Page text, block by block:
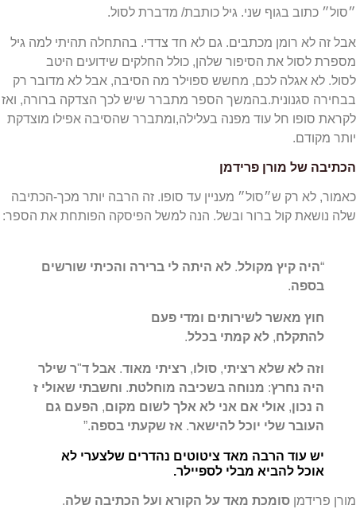
בגוף שני. גיל כותבת/ מדברת לסול.
רומן מכתבים. גם לא חד צדדי. בהתחלה תהיתי למה גיל
את הסיפור שלהן, כולל החלקים שידועים היטב
אגלה לכם, מחשש ספוילר מה הסיבה, אבל לא מדובר רק
סגנונית.בהמשך הספר מתברר שיש לכך הצדקה ברורה, ואז
חל עוד מפנה בעלילה,ומתברר שהסיבה אפילו מוצדקת
של מורן פרידמן
רק ש״סול״ מעניין עד סופו. זה הרבה יותר מכך-הכתיבה
קול ברור ובשל. הנה למשל הפיסקה הפותחת את הספר:
קיץ מקולל. לא היתה לי ברירה והכיתי שורשים
מאשר לשירותים ומדי פעם
,לא קמתי בכלל.
שלא רציתי, סולו,רציתי מאוד.אבל ד" ר שילר
נחרץ:מנוחה בשכיבה מוחלטת.וחשבתי שאולי ז
אולי אם אני לא אלך לשום מקום, הפעם גם
שלי יוכל להישאר.אז שקעתי בספה.”
עוד הרבה מאד ציטוטים נהדרים שלצערי לא
להביא מבלי לספיילר.
סומכת מאד על הקורא ועל הכתיבה שלה.